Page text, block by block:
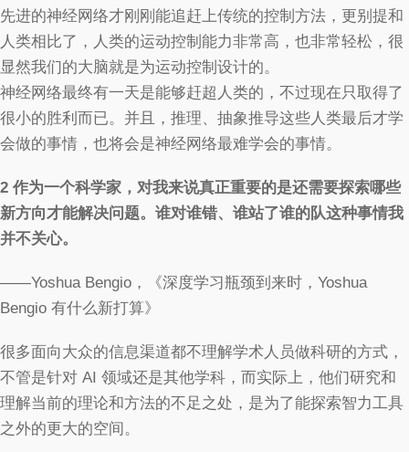
先进的神经网络才刚刚能追赶上传统的控制方法，更别提和
人类相比了，人类的运动控制能力非常高，也非常轻松，很
显然我们的大脑就是为运动控制设计的。
神经网络最终有一天是能够赶超人类的，不过现在只取得了
很小的胜利而已。并且，推理、抽象推导这些人类最后才学
会做的事情，也将会是神经网络最难学会的事情。
2 作为一个科学家，对我来说真正重要的是还需要探索哪些
新方向才能解决问题。谁对谁错、谁站了谁的队这种事情我
并不关心。
——Yoshua Bengio，《深度学习瓶颈到来时，Yoshua
Bengio 有什么新打算》
很多面向大众的信息渠道都不理解学术人员做科研的方式，
不管是针对 AI 领域还是其他学科，而实际上，他们研究和
理解当前的理论和方法的不足之处，是为了能探索智力工具
之外的更大的空间。